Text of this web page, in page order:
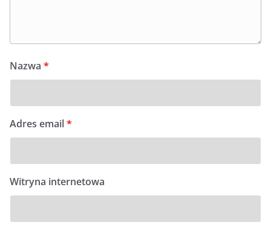
Nazwa *
Adres email*
Witryna internetowa